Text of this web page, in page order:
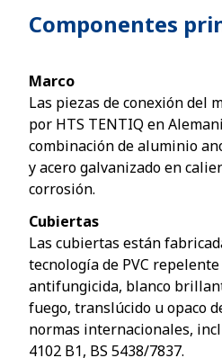
Componentes
Marco
Las piezas de conexión del
por HTS TENTIQ en
combinación de aluminio
y acero galvanizado en
corrosión.
Cubiertas
Las cubiertas están
tecnología de PVC
antifungicida, blanco
fuego, translúcido u opaco
normas internacionales,
4102 B1, BS 5438/7837.